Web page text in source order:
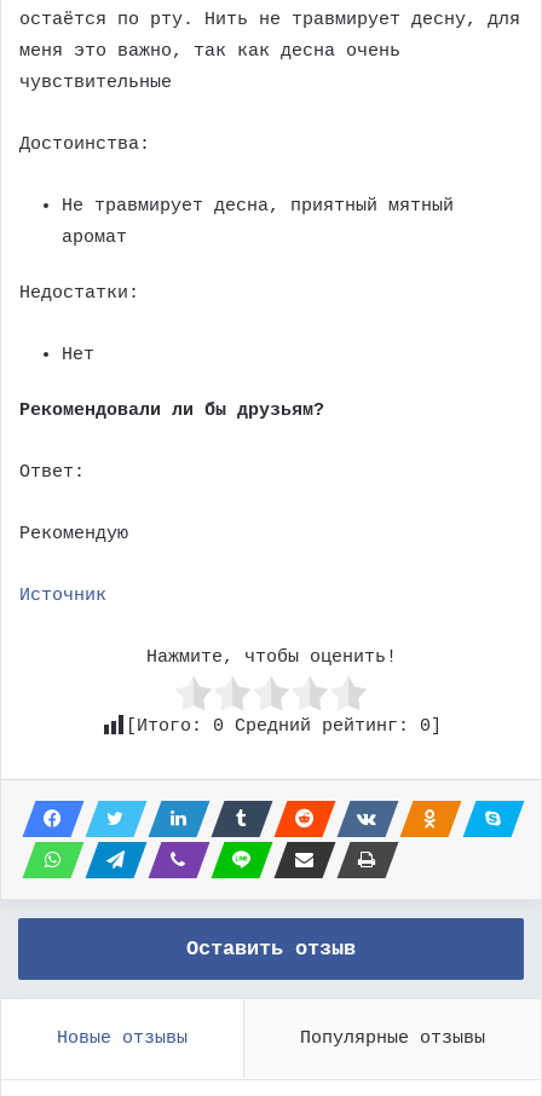
остаётся по рту. Нить не травмирует десну, для
меня это важно, так как десна очень
чувствительные
Достоинства:
Не травмирует десна, приятный мятный
аромат
Недостатки:
Нет
Рекомендовали ли бы друзьям?
Ответ:
Рекомендую
Источник
Нажмите, чтобы оценить!
[Итого: 0 Средний рейтинг: 0
Оставить отзыв
Новые отзывы Популярные отзывы